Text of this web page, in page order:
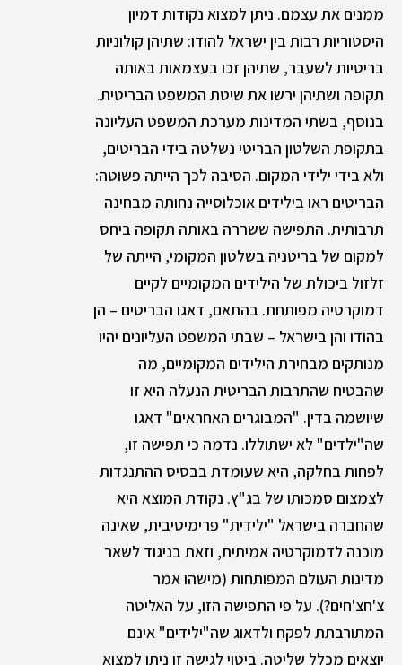
ממנים את עצמם. ניתן למצוא נקודות דמיון
היסטוריות רבות בין ישראל להודו: שתיהן קולוניות
בריטיות לשעבר, שתיהן זכו בעצמאות באותה
תקופה ושתיהן ירשו את שיטת המשפט הבריטית.
בנוסף, בשתי המדינות מערכת המשפט העליונה
בתקופת השלטון הבריטי נשלטה בידי הבריטים,
ולא בידי ילידי המקום. הסיבה לכך הייתה פשוטה:
הבריטים ראו בילידים אוכלוסייה נחותה מבחינה
תרבותית. התפישה ששררה באותה תקופה ביחס
למקום של בריטניה בשלטון המקומי, הייתה של
זלזול ביכולת של הילידים המקומיים לקיים
דמוקרטיה מפותחת. בהתאם, דאגו הבריטים – הן
בהודו והן בישראל – שבתי המשפט העליונים יהיו
מנותקים מבחירת הילידים המקומיים, מה
שהבטיח שהתרבות הבריטית הנעלה היא זו
שיושמה בדין. "המבוגרים האחראים" דאגו
שה"ילדים" לא ישתוללו. נדמה כי תפישה זו,
לפחות בחלקה, היא שעומדת בבסיס ההתנגדות
לצמצום סמכותו של בג"ץ. נקודת המוצא היא
שהחברה בישראל "ילידית" פרימיטיבית, שאינה
מוכנה לדמוקרטיה אמיתית, וזאת בניגוד לשאר
מדינות העולם המפותחות (מישהו אמר
צ'חצ'חים?). על פי התפישה הזו, על האליטה
המתורבתת לפקח ולדאוג שה"ילידים" אינם
יוצאים מכלל שליטה. ביטוי לגישה זו ניתן למצוא